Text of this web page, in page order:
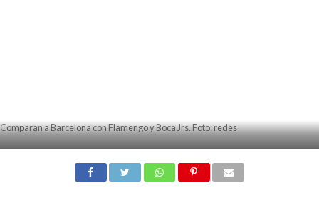
Comparan a Barcelona con Flamengo y Boca Jrs. Foto: redes